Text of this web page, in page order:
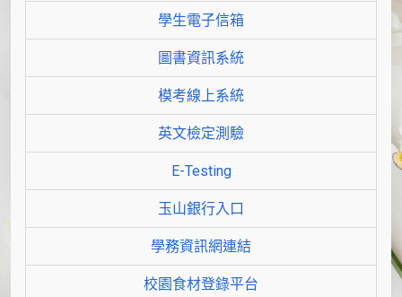
學生電子信箱
圖書資訊系統
模考線上系統
英文檢定測驗
E-Testing
玉山銀行入口
學務資訊網連結
校園食材登錄平台